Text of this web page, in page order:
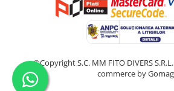
©Copyright S.C. MM FITO DIVERS
commerce by Gomag